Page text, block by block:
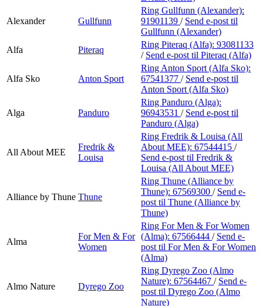
Alexander Gullfunn
Ring Gullfunn (Alexander):
91901139 / Send e-post til
Gullfunn (Alexander)
Alfa
Piteraq
Ring Piteraq (Alfa): 93081133
/ Send e-post til Piteraq (Alfa)
Alfa Sko Anton Sport
Ring Anton Sport (Alfa Sko):
67541377 / Send e-post til
Anton Sport (Alfa Sko)
Alga Panduro
Ring Panduro (Alga):
96943531 / Send e-post til
Panduro (Alga)
All About MEE
Fredrik &
Louisa
Ring Fredrik & Louisa (All
About MEE): 67544415 /
Send e-post til Fredrik &
Louisa (All About MEE)
Alliance by Thune Thune
Ring Thune (Alliance by
Thune): 67569300 / Send e-
post til Thune (Alliance by
Thune)
Alma
For Men & For
Women
Ring For Men & For Women
(Alma): 67566444 / Send e-
post til For Men & For Women
(Alma)
Almo Nature Dyrego Zoo
Ring Dyrego Zoo (Almo
Nature): 67564467 / Send e-
post til Dyrego Zoo (Almo
Nature)